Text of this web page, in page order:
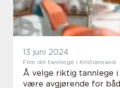
13 juni 2024
Finn din tannlege i Kristiansand
Å velge riktig tannlege i
være avgjørende for